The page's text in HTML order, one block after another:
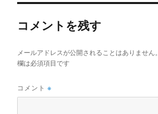
コメントを残す
メールアドレスが公開されることはありません。
欄は必須項目です
コメント※